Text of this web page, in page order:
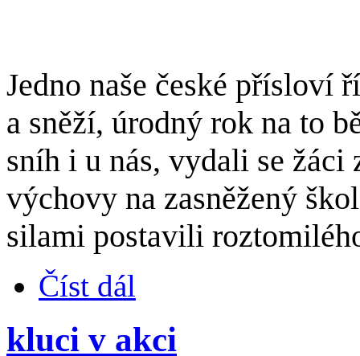
Jedno naše české přísloví
a sněží, úrodný rok na to
sníh i u nás, vydali se
výchovy na zasněžený
silami postavili
Číst dál
kluci v akci